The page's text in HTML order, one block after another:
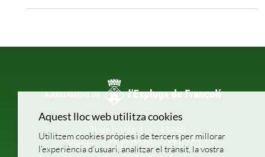
Telèfons: 977 87 00 05 - 977 87 02 27
Aquest lloc web utilitza cookies
Utilitzem cookies pròpies i de tercers per millorar
l’experiència d’usuari, analitzar el trànsit, la vostra